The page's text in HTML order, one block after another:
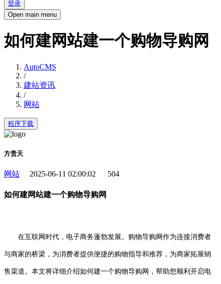
登录
Open main menu
如何建网站建一个购物导购网
AutoCMS
/
建站资讯
/
网站
程序下载
方贵天
网站 2025-06-11 02:00:02 504
如何建网站建一个购物导购网
在互联网时代，电子商务蓬勃发展。购物导购网作为连接消费者
与商家的桥梁，为消费者提供便捷的购物指导和推荐，为商家拓展销
售渠道。本文将详细介绍如何建一个购物导购网，帮助您顺利开启电